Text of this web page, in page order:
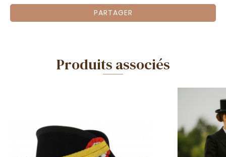
PARTAGER
Produits associés